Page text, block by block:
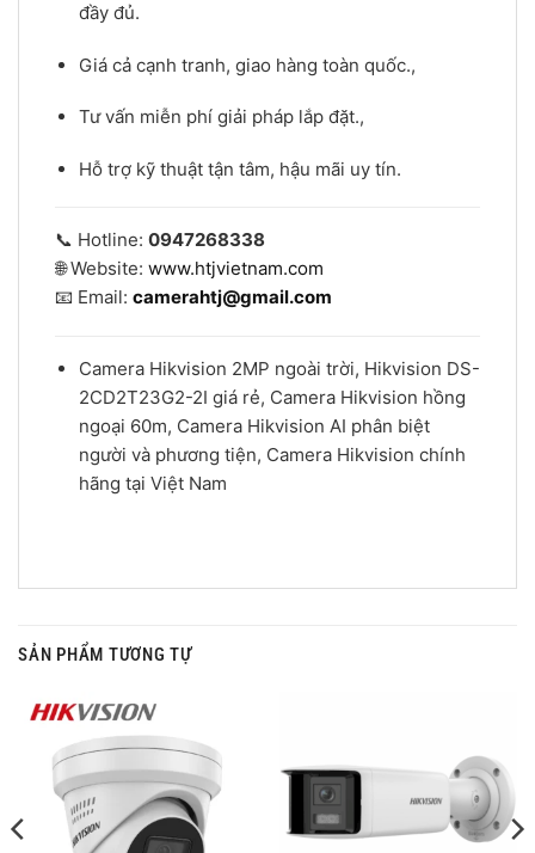
đầy đủ.
Giá cả cạnh tranh, giao hàng toàn quốc.,
Tư vấn miễn phí giải pháp lắp đặt.,
Hỗ trợ kỹ thuật tận tâm, hậu mãi uy tín.
📞 Hotline: 0947268338
🌐 Website: www.htjvietnam.com
📧 Email: camerahtj@gmail.com
Camera Hikvision 2MP ngoài trời, Hikvision DS-
2CD2T23G2-2I giá rẻ, Camera Hikvision hồng
ngoại 60m, Camera Hikvision AI phân biệt
người và phương tiện, Camera Hikvision chính
hãng tại Việt Nam
SẢN PHẨM TƯƠNG TỰ